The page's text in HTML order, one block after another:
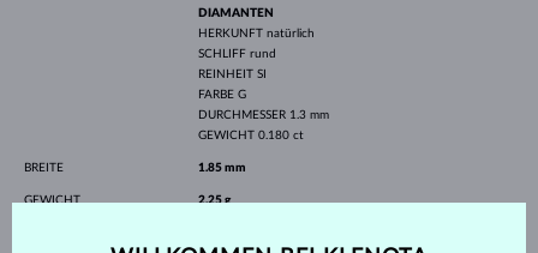
DIAMANTEN
HERKUNFT natürlich
SCHLIFF rund
REINHEIT SI
FARBE G
DURCHMESSER 1.3 mm
GEWICHT 0.180 ct
BREITE 1.85 mm
GEWICHT 2.25 g